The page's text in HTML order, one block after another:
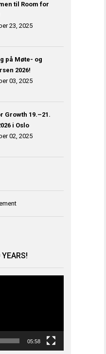
til Room for
23, 2025
på Møte- og
2026!
03, 2025
Growth 19.–21.
i Oslo
02, 2025
05:58